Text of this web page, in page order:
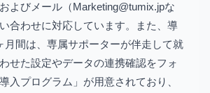
よびメール（Marketing@tumix.jpな
合わせに対応しています。また、導
月間は、専属サポーターが伴走して就
せた設定やデータの連携確認をフォ
入プログラム」が用意されており、